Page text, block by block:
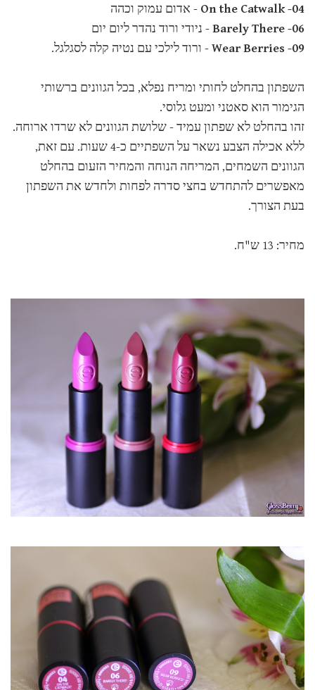
04- On the Catwalk
- אדום עמוק וכהה
06- Barely There
- ניודי ורוד נהדר ליום יום
09- Wear Berries
- ורוד לילכי עם נטיה קלה לסגלגל.
השפתון בהחלט לחותי ומריח נפלא, בכל הגוונים ברשותי
הגימור הוא סאטני ומעט גלוסי.
זהו בהחלט לא שפתון עמיד - שלושת הגוונים לא שרדו ארוחה.
ללא אכילה הצבע נשאר על השפתיים כ-4 שעות. עם זאת,
הגוונים השמחים, המריחה הנוחה והמחיר הזעום בהחלט
מאפשרים להתחדש בחצי סדרה לפחות ולחדש את השפתון
בעת הצורך.
מחיר: 13 ש"ח.